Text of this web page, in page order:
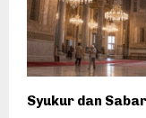
Syukur dan